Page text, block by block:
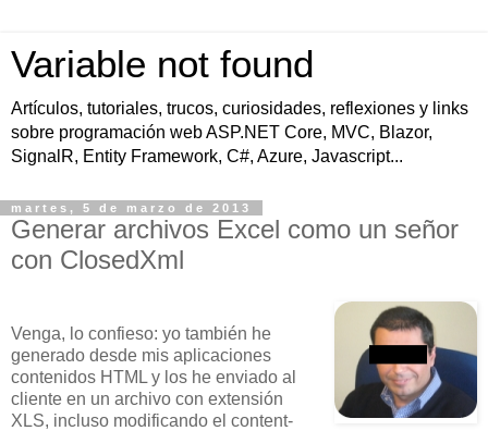
Variable not found
Artículos, tutoriales, trucos, curiosidades, reflexiones y links
sobre programación web ASP.NET Core, MVC, Blazor,
SignalR, Entity Framework, C#, Azure, Javascript...
martes, 5 de marzo de 2013
Generar archivos Excel como un señor
con ClosedXml
Venga, lo confieso: yo también he
generado desde mis aplicaciones
contenidos HTML y los he enviado al
cliente en un archivo con extensión
XLS, incluso modificando el content-